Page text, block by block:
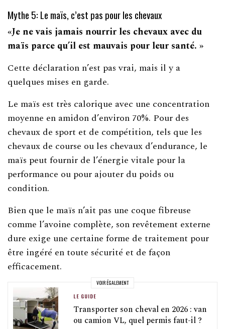
Mythe 5: Le maïs, c’est pas pour les chevaux
«Je ne vais jamais nourrir les chevaux avec du
maïs parce qu’il est mauvais pour leur santé. »
Cette déclaration n’est pas vrai, mais il y a
quelques mises en garde.
Le maïs est très calorique avec une concentration
moyenne en amidon d’environ 70%. Pour des
chevaux de sport et de compétition, tels que les
chevaux de course ou les chevaux d’endurance, le
maïs peut fournir de l’énergie vitale pour la
performance ou pour ajouter du poids ou
condition.
Bien que le maïs n’ait pas une coque fibreuse
comme l’avoine complète, son revêtement externe
dure exige une certaine forme de traitement pour
être ingéré en toute sécurité et de façon
efficacement.
VOIR ÉGALEMENT
LE GUIDE
Transporter son cheval en 2026 : van
ou camion VL, quel permis faut-il ?